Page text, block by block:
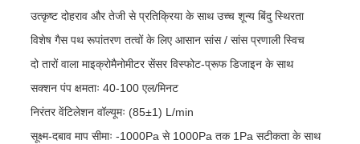
उत्कृष्ट दोहराव और तेजी से प्रतिक्रिया के साथ उच्च शून्य बिंदु स्थिरता
विशेष गैस पथ रूपांतरण तत्वों के लिए आसान सांस / सांस प्रणाली स्विच
दो तारों वाला माइक्रोमैनोमीटर सेंसर विस्फोट-प्रूफ डिजाइन के साथ
सक्शन पंप क्षमताः 40-100 एल/मिनट
निरंतर वेंटिलेशन वॉल्यूमः (85±1) L/min
सूक्ष्म-दबाव माप सीमाः -1000Pa से 1000Pa तक 1Pa सटीकता के साथ